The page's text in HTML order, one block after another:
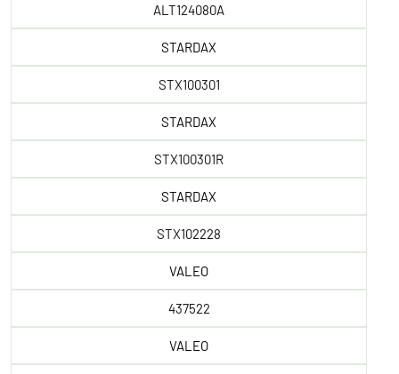
ALT124080A
STARDAX
STX100301
STARDAX
STX100301R
STARDAX
STX102228
VALEO
437522
VALEO